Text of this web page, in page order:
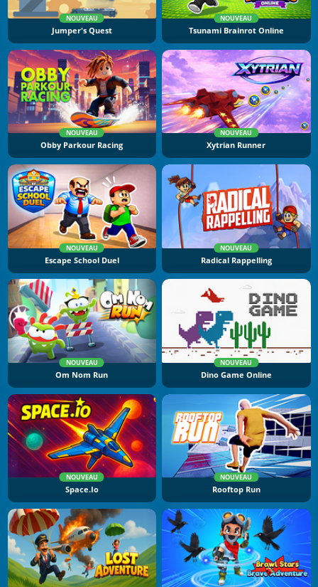
NOUVEAU
Jumper's Quest
NOUVEAU
Tsunami Brainrot Online
NOUVEAU
Obby Parkour Racing
NOUVEAU
Xytrian Runner
NOUVEAU
Escape School Duel
NOUVEAU
Radical Rappelling
NOUVEAU
Om Nom Run
NOUVEAU
Dino Game Online
NOUVEAU
Space.io
NOUVEAU
Rooftop Run